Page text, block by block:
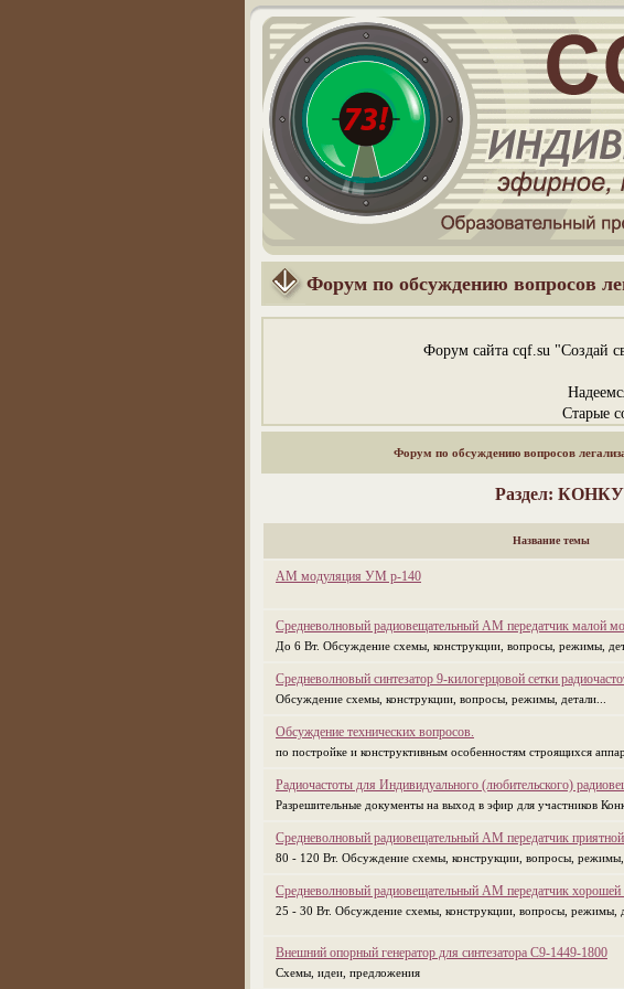
Форум по обсуждению вопросов
Форум сайта cqf.su "Создай
Старые
Форум по обсуждению вопросов
Раздел:
Название темы
АМ модуляция УМ р-140
Средневолновый радиовещательный АМ передатчик малой
До 6 Вт. Обсуждение схемы, конструкции, вопросы, режимы,
Средневолновый синтезатор 9-килогерцовой сетки
Обсуждение схемы, конструкции, вопросы, режимы, детали...
Обсуждение технических вопросов.
по постройке и конструктивным особенностям строящихся
Радиочастоты для Индивидуального (любительского)
Разрешительные документы на выход в эфир для участников
Средневолновый радиовещательный АМ передатчик
80 - 120 Вт. Обсуждение схемы, конструкции, вопросы, режимы,
Средневолновый радиовещательный АМ передатчик
25 - 30 Вт. Обсуждение схемы, конструкции, вопросы, режимы,
Внешний опорный генератор для синтезатора С9-1449-1800
Схемы, идеи, предложения